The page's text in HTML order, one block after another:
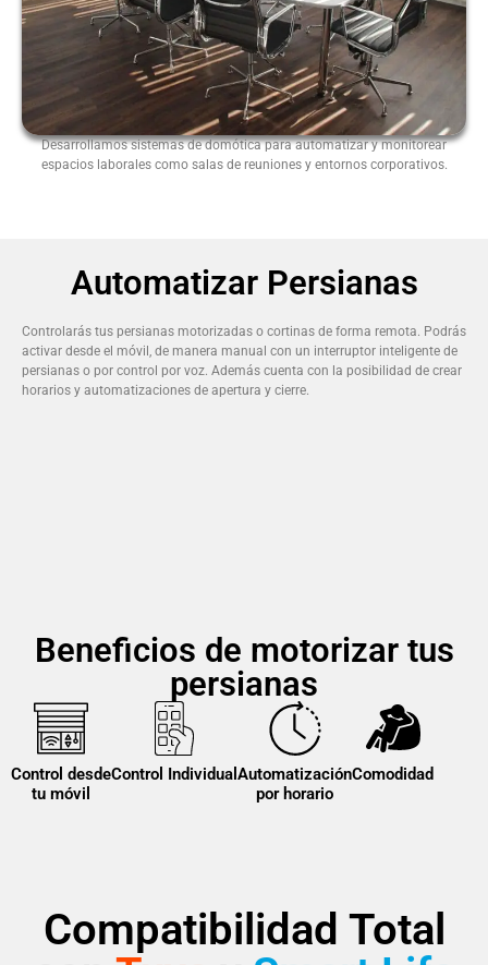
Desarrollamos sistemas de domótica para automatizar y monitorear
espacios laborales como salas de reuniones y entornos corporativos.
Automatizar Persianas
Controlarás tus persianas motorizadas o cortinas de forma remota. Podrás
activar desde el móvil, de manera manual con un interruptor inteligente de
persianas o por control por voz. Además cuenta con la posibilidad de crear
horarios y automatizaciones de apertura y cierre.
Beneficios de motorizar tus
persianas
Control desde
tu móvil
Control Individual Automatización
por horario
Comodidad
Compatibilidad Total